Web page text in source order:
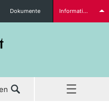
Dokumente Informationen für...